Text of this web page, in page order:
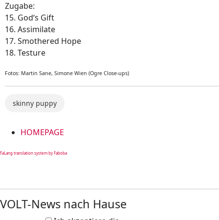
Zugabe:
15. God‘s Gift
16. Assimilate
17. Smothered Hope
18. Testure
Fotos: Martin Sane, Simone Wien (Ogre Close-ups)
skinny puppy
HOMEPAGE
FaLang translation system by Faboba
VOLT-News nach Hause